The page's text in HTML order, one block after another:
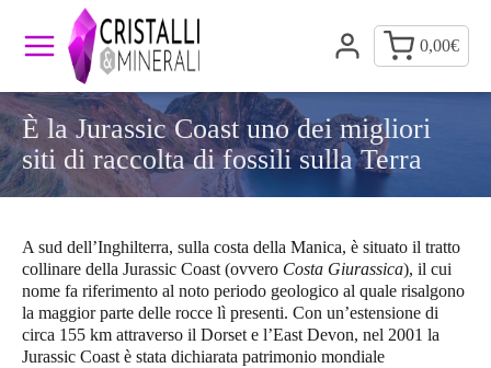
0,00€
È la Jurassic Coast uno dei migliori
siti di raccolta di fossili sulla Terra
A sud dell’Inghilterra, sulla costa della Manica, è situato il tratto
collinare della Jurassic Coast (ovvero Costa Giurassica), il cui
nome fa riferimento al noto periodo geologico al quale risalgono
la maggior parte delle rocce lì presenti. Con un’estensione di
circa 155 km attraverso il Dorset e l’East Devon, nel 2001 la
Jurassic Coast è stata dichiarata patrimonio mondiale